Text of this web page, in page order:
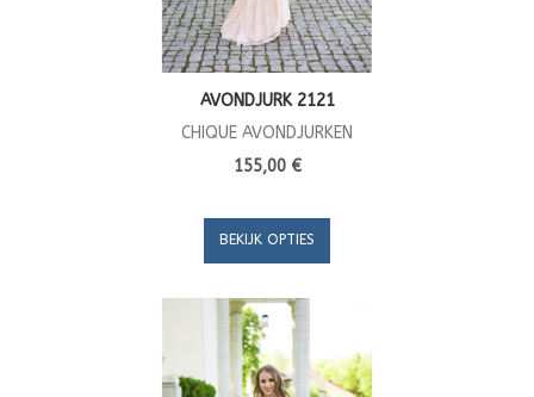
AVONDJURK 2121
CHIQUE AVONDJURKEN
155,00 €
BEKIJK OPTIES